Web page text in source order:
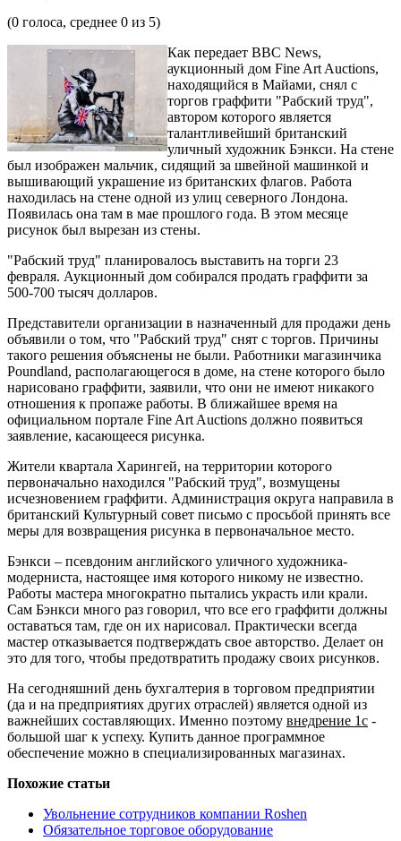
(0 голоса, среднее 0 из 5)
Как передает BBC News,
аукционный дом Fine Art Auctions,
находящийся в Майами, снял с
торгов граффити "Рабский труд",
автором которого является
талантливейший британский
уличный художник Бэнкси. На стене
был изображен мальчик, сидящий за швейной машинкой и
вышивающий украшение из британских флагов. Работа
находилась на стене одной из улиц северного Лондона.
Появилась она там в мае прошлого года. В этом месяце
рисунок был вырезан из стены.
"Рабский труд" планировалось выставить на торги 23
февраля. Аукционный дом собирался продать граффити за
500-700 тысяч долларов.
Представители организации в назначенный для продажи день
объявили о том, что "Рабский труд" снят с торгов. Причины
такого решения объяснены не были. Работники магазинчика
Poundland, располагающегося в доме, на стене которого было
нарисовано граффити, заявили, что они не имеют никакого
отношения к пропаже работы. В ближайшее время на
официальном портале Fine Art Auctions должно появиться
заявление, касающееся рисунка.
Жители квартала Харингей, на территории которого
первоначально находился "Рабский труд", возмущены
исчезновением граффити. Администрация округа направила в
британский Культурный совет письмо с просьбой принять все
меры для возвращения рисунка в первоначальное место.
Бэнкси – псевдоним английского уличного художника-
модерниста, настоящее имя которого никому не известно.
Работы мастера многократно пытались украсть или крали.
Сам Бэнкси много раз говорил, что все его граффити должны
оставаться там, где он их нарисовал. Практически всегда
мастер отказывается подтверждать свое авторство. Делает он
это для того, чтобы предотвратить продажу своих рисунков.
На сегодняшний день бухгалтерия в торговом предприятии
(да и на предприятиях других отраслей) является одной из
важнейших составляющих. Именно поэтому внедрение 1с -
большой шаг к успеху. Купить данное программное
обеспечение можно в специализированных магазинах.
Похожие статьи
Увольнение сотрудников компании Roshen
Обязательное торговое оборудование